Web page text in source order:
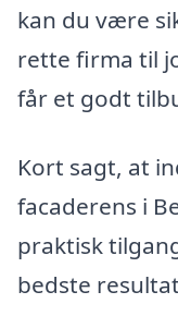
kan du være
rette firma til
får et godt
Kort sagt, at
facaderens i
praktisk
bedste